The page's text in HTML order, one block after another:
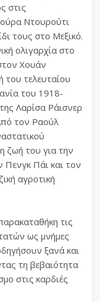
στις
Ντουρούτι
τους στο Μεξικό.
ολιγαρχία στο
Χουάν
του τελευταίου
του 1918-
Λαρίσα Ράισνερ
τον Ραούλ
ζωή του για την
Πενγκ Πάι και τον
αγροτική
τις
ως μνήμες
ξανά και
τη βεβαιότητα
στις καρδιές